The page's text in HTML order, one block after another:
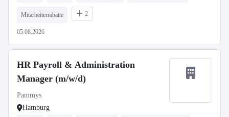
Mitarbeiterrabatte 2
05.08.2026
HR Payroll & Administration
Manager (m/w/d)
Pammys
Hamburg